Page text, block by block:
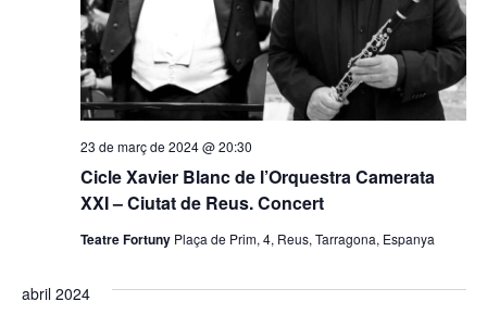
Cicle Xavier Blanc de l’Orquestra Camerata
XXI – Ciutat de Reus. Concert
23 de març de 2024 @ 20:30
Teatre Fortuny Plaça de Prim, 4, Reus, Tarragona, Espanya
abril 2024